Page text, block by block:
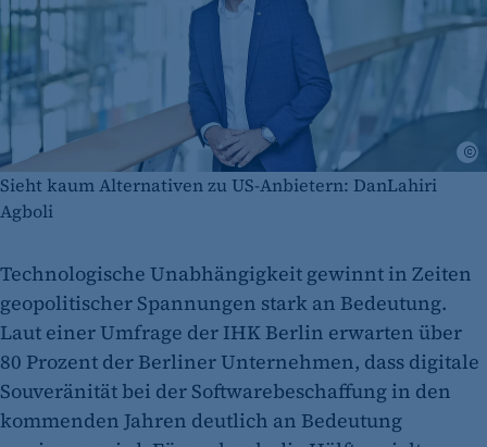
Sieht kaum Alternativen zu US-Anbietern: DanLahiri
Agboli
Technologische Unabhängigkeit gewinnt in Zeiten
geopolitischer Spannungen stark an Bedeutung.
Laut einer Umfrage der IHK Berlin erwarten über
80 Prozent der Berliner Unternehmen, dass digitale
Souveränität bei der Softwarebeschaffung in den
kommenden Jahren deutlich an Bedeutung